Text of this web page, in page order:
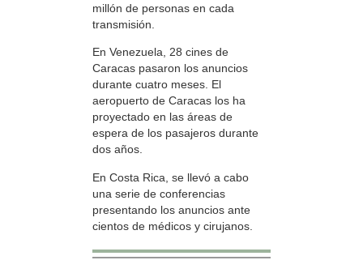
millón de personas en cada
transmisión.
En Venezuela, 28 cines de
Caracas pasaron los anuncios
durante cuatro meses. El
aeropuerto de Caracas los ha
proyectado en las áreas de
espera de los pasajeros durante
dos años.
En Costa Rica, se llevó a cabo
una serie de conferencias
presentando los anuncios ante
cientos de médicos y cirujanos.